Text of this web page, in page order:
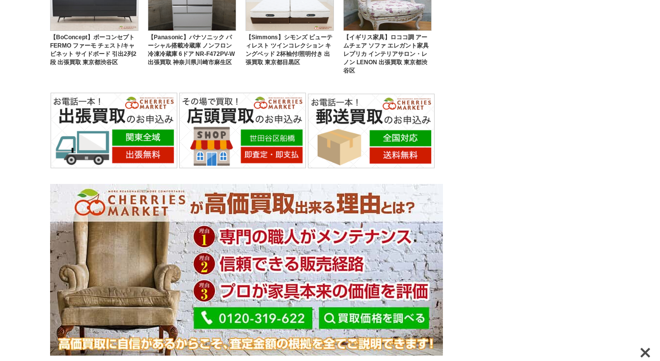
【BoConcept】ボーコンセプト
FERMO ファーモ チェスト/キャ
ビネット サイドボード 引出2列2
段 出張買取 東京都渋谷区
【Panasonic】パナソニック パ
ーシャル搭載冷蔵庫 ノンフロン
冷凍冷蔵庫 6ドア NR-F472PV-W
出張買取 神奈川県川崎市麻生区
【Simmons】シモンズ ビューテ
ィレスト ツインコレクション キ
ングベッド 2杯袖付/照明付き 出
張買取 東京都目黒区
【イギリス家具】ロココ調 アー
ムチェア ソファ エレガント家具
レプリカ インテリアサロン・レ
ノン LENON 出張買取 東京都渋
谷区